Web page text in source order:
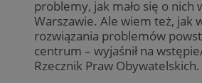
problemy, jak mało się o nich
Warszawie. Ale wiem też, jak
rozwiązania problemów
centrum – wyjaśnił na
Rzecznik Praw Obywatelskich.